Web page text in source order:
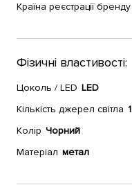
Країна реєстрації бренду
Фізичні властивості:
Цоколь / LED LED
Кількість джерел світла 1
Колір Чорний
Матеріал метал